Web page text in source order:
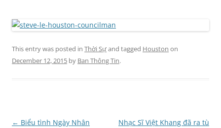
This entry was posted in Thời Sựand tagged Houston on
December 12, 2015 by Ban Thông Tin.
Post
← Biểu tình Ngày Nhân
Nhạc Sĩ Việt Khang đã ra tù